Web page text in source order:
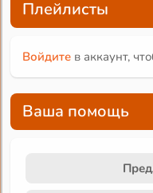
Плейлисты
Войдите в аккаунт,
Ваша помощь